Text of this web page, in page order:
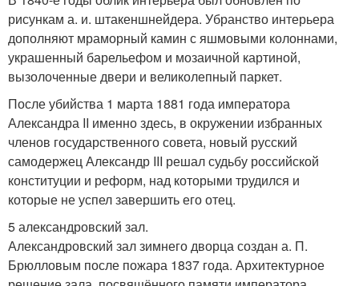
рисункам а. и. штакеншнейдера. Убранство интерьера
дополняют мраморный камин с яшмовыми колоннами,
украшенный барельефом и мозаичной картиной,
вызолоченные двери и великолепный паркет.
После убийства 1 марта 1881 года императора
Александра II именно здесь, в окружении избранных
членов государственного совета, новый русский
самодержец Александр III решал судьбу российской
конституции и реформ, над которыми трудился и
которые не успел завершить его отец.
5 александровский зал.
Александровский зал зимнего дворца создан а. П.
Брюлловым после пожара 1837 года. Архитектурное